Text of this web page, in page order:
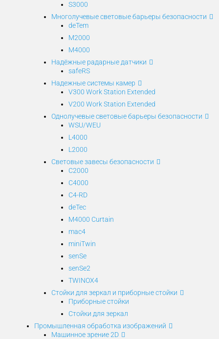
S3000
Многолучевые световые барьеры безопасности
deTem
M2000
M4000
Надёжные радарные датчики
safeRS
Надежные системы камер
V300 Work Station Extended
V200 Work Station Extended
Однолучевые световые барьеры безопасности
WSU/WEU
L4000
L2000
Световые завесы безопасности
C2000
C4000
C4-RD
deTec
M4000 Curtain
mac4
miniTwin
senSe
senSe2
TWINOX4
Стойки для зеркал и приборные стойки
Приборные стойки
Стойки для зеркал
Промышленная обработка изображений
Машинное зрение 2D